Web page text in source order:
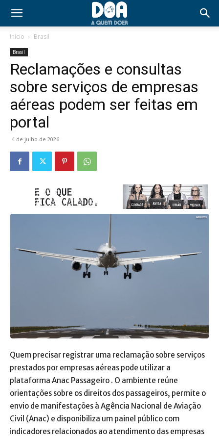
Início Brasil
Brasil
Reclamações e consultas
sobre serviços de empresas
aéreas podem ser feitas em
portal
4 de julho de 2026
Quem precisar registrar uma reclamação sobre serviços
prestados por empresas aéreas pode utilizar a
plataforma Anac Passageiro . O ambiente reúne
orientações sobre os direitos dos passageiros, permite o
envio de manifestações à Agência Nacional de Aviação
Civil (Anac) e disponibiliza um painel público com
indicadores relacionados ao atendimento das empresas